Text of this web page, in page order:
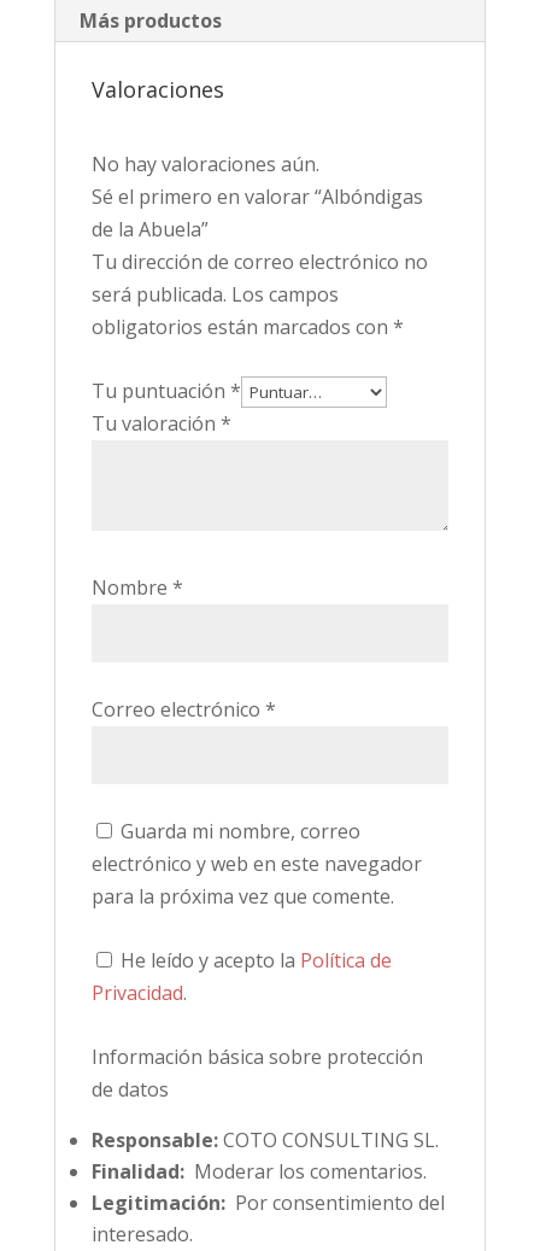
Más productos
Valoraciones
No hay valoraciones aún.
Sé el primero en valorar “Albóndigas
de la Abuela”
Tu dirección de correo electrónico no
será publicada. Los campos
obligatorios están marcados con *
Tu puntuación *
Tu valoración *
Nombre *
Correo electrónico *
Guarda mi nombre, correo
electrónico y web en este navegador
para la próxima vez que comente.
He leído y acepto la Política de
Privacidad.
Información básica sobre protección
de datos
Responsable:COTO CONSULTING SL.
Finalidad:Moderar los comentarios.
Legitimación:Por consentimiento del
interesado.